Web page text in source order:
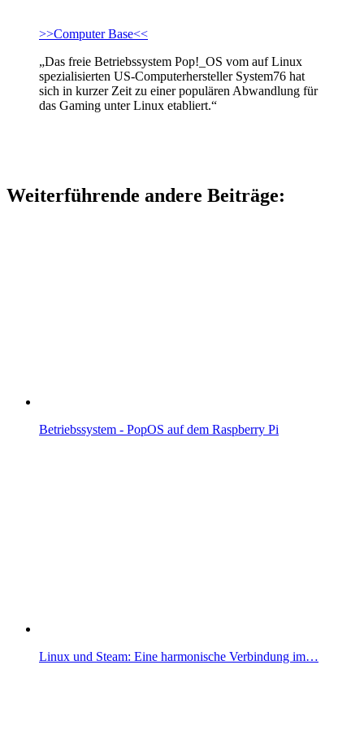
>>Computer Base<<
„Das freie Betriebssystem Pop!_OS vom auf Linux
spezialisierten US-Computerhersteller System76 hat
sich in kurzer Zeit zu einer populären Abwandlung für
das Gaming unter Linux etabliert.“
Weiterführende andere Beiträge:
Betriebssystem - PopOS auf dem Raspberry Pi
Linux und Steam: Eine harmonische Verbindung im…